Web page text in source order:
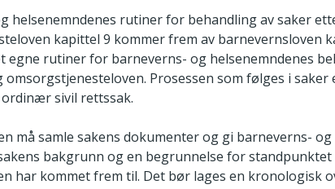
helsenemndenes rutiner for behandling av saker
kapittel 9 kommer frem av barnevernsloven
egne rutiner for barneverns- og helsenemndenes
omsorgstjenesteloven. Prosessen som følges i
sivil rettssak.
må samle sakens dokumenter og gi barneverns- og
bakgrunn og en begrunnelse for standpunktet
har kommet frem til. Det bør lages en kronologisk